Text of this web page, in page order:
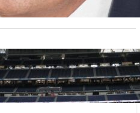
i Real Madridit dhe
urgjentisht në spital pas
zemrën, mungon në ndeshjet